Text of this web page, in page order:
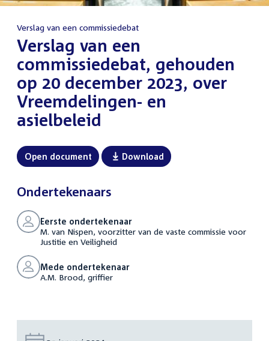
Verslag van een commissiedebat
:Verslag van een
commissiedebat, gehouden
op 20 december 2023, over
Vreemdelingen- en
asielbeleid
Open document Download
Ondertekenaars
Eerste ondertekenaar
M. van Nispen, voorzitter van de vaste commissie voor
Justitie en Veiligheid
Mede ondertekenaar
A.M. Brood, griffier